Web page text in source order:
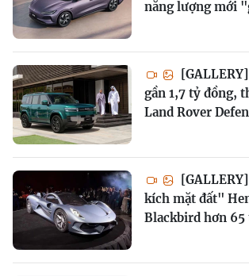
năng lượng mới
gần 1,7 tỷ đồng,
Land Rover
kích mặt đất"
Blackbird hơn 65